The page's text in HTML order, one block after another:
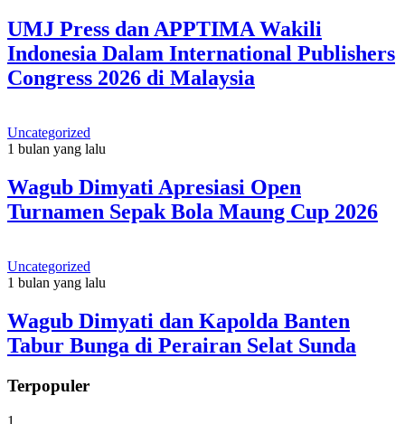
UMJ Press dan APPTIMA Wakili
Indonesia Dalam International Publishers
Congress 2026 di Malaysia
Uncategorized
1 bulan yang lalu
Wagub Dimyati Apresiasi Open
Turnamen Sepak Bola Maung Cup 2026
Uncategorized
1 bulan yang lalu
Wagub Dimyati dan Kapolda Banten
Tabur Bunga di Perairan Selat Sunda
Terpopuler
1